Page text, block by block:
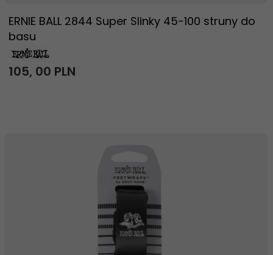
ERNIE BALL 2844 Super Slinky 45-100 struny do
basu
105, 00 PLN